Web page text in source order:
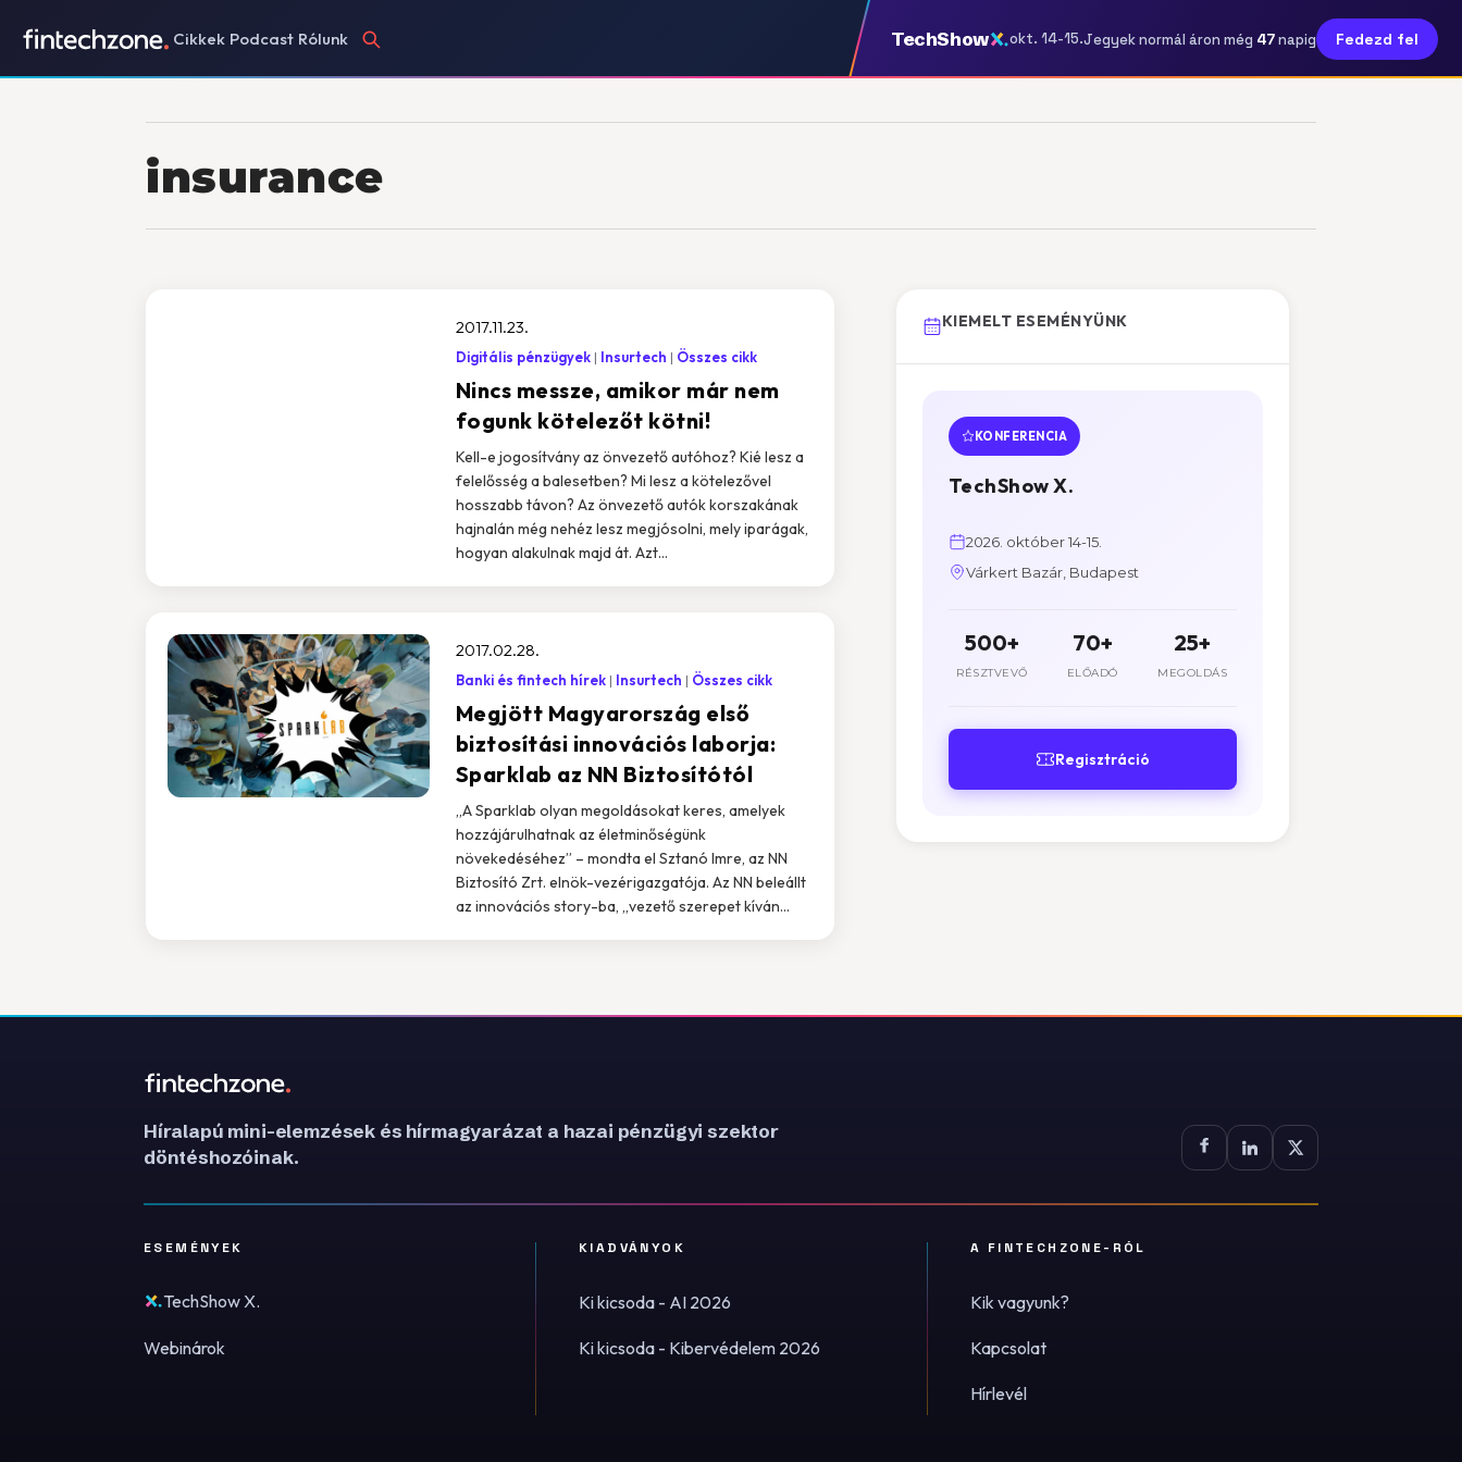
Cikkek Podcast Rólunk TechShow okt. 14-15.Jegyek normál áron még 47napig Fedezd fel
insurance
Nincs messze, amikor már nem
fogunk kötelezőt kötni!
2017.11.23.
Digitális pénzügyek Insurtech Összes cikk
Kell-e jogosítvány az önvezető autóhoz? Kié lesz a
felelősség a balesetben? Mi lesz a kötelezővel
hosszabb távon? Az önvezető autók korszakának
hajnalán még nehéz lesz megjósolni, mely iparágak,
hogyan alakulnak majd át. Azt...
Megjött Magyarország első
biztosítási innovációs laborja:
Sparklab az NN Biztosítótól
2017.02.28.
Banki és fintech hírek Insurtech Összes cikk
„A Sparklab olyan megoldásokat keres, amelyek
hozzájárulhatnak az életminőségünk
növekedéséhez” – mondta el Sztanó Imre, az NN
Biztosító Zrt. elnök-vezérigazgatója. Az NN beleállt
az innovációs story-ba, „vezető szerepet kíván...
KIEMELT ESEMÉNYÜNK
KONFERENCIA
TechShow X.
2026. október 14-15.
Várkert Bazár, Budapest
500+
RÉSZTVEVŐ
70+
ELŐADÓ
25+
MEGOLDÁS
Regisztráció
Híralapú mini-elemzések és hírmagyarázat a hazai pénzügyi szektor
döntéshozóinak.
ESEMÉNYEK
TechShow X.
Webinárok
KIADVÁNYOK
Ki kicsoda - AI 2026
Ki kicsoda - Kibervédelem 2026
A FINTECHZONE-RÓL
Kik vagyunk?
Kapcsolat
Hírlevél